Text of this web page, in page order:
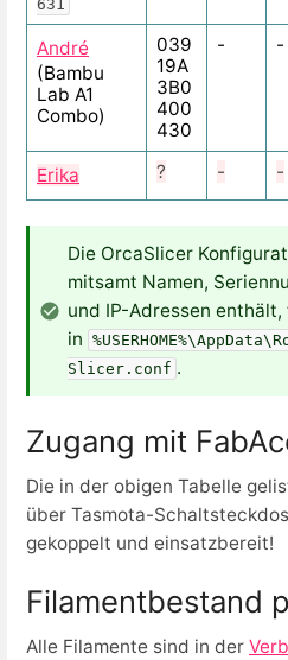
631
André
(Bambu
Lab A1
Combo)
039
19A
3B0
400
430
- -
Erika ? - -
Die OrcaSlicer
mitsamt Namen,
und IP-Adressen
in
Slicer.conf .
Zugang mit
Die in der obigen Tabelle
über Tasmota-
gekoppelt und einsatzbereit!
Filamentbestand
Alle Filamente sind in der